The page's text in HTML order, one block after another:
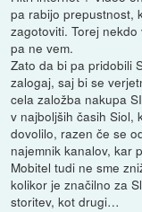
pa rabijo prepustnost,
zagotoviti. Torej
pa ne vem.
Zato da bi pa pridobili
zalogaj, saj bi se
cela založba nakupa
v najboljših časih Siol,
dovolilo, razen če se
najemnik kanalov, kar
Mobitel tudi ne sme
kolikor je značilno za
storitev, kot drugi…